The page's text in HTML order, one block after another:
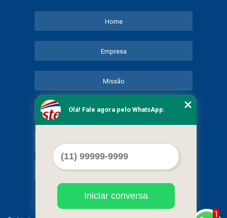
Home
Empresa
Missão
Serviços
Mapa do site
1
Olá! Fale agora pelo WhatsApp.
Iniciar conversa